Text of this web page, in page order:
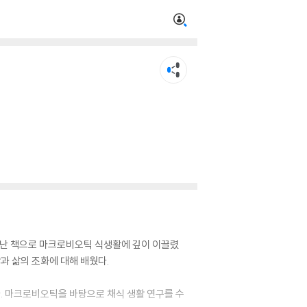
책으로 마크로비오틱 식생활에 깊이 이끌렸
삶의 조화에 대해 배웠다.
크로비오틱을 바탕으로 채식 생활 연구를 수